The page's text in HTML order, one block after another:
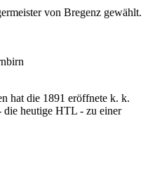
von Bregenz gewählt.
hat die 1891 eröffnete k. k.
die heutige HTL - zu einer